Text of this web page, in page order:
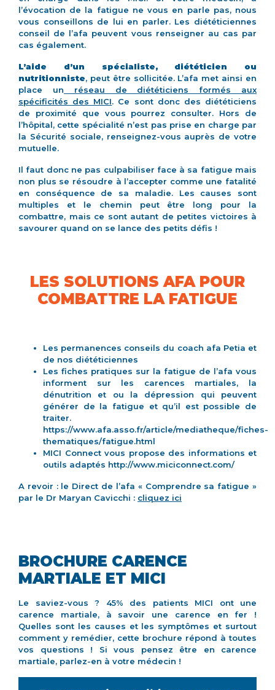
l’évocation de la fatigue ne vous en parle pas, nous
vous conseillons de lui en parler. Les diététiciennes
conseil de l’afa peuvent vous renseigner au cas par
cas également.
L’aide d’un spécialiste, diététicien ou
nutritionniste, peut être sollicitée. L’afa met ainsi en
place un réseau de diététiciens formés aux
spécificités des MICI. Ce sont donc des diététiciens
de proximité que vous pourrez consulter. Hors de
l’hôpital, cette spécialité n’est pas prise en charge par
la Sécurité sociale, renseignez-vous auprès de votre
mutuelle.
Il faut donc ne pas culpabiliser face à sa fatigue mais
non plus se résoudre à l’accepter comme une fatalité
en conséquence de sa maladie. Les causes sont
multiples et le chemin peut être long pour la
combattre, mais ce sont autant de petites victoires à
savourer quand on se lance des petits défis !
LES SOLUTIONS AFA POUR
COMBATTRE LA FATIGUE
Les permanences conseils du coach afa Petia et
de nos diététiciennes
Les fiches pratiques sur la fatigue de l’afa vous
informent sur les carences martiales, la
dénutrition et ou la dépression qui peuvent
générer de la fatigue et qu’il est possible de
traiter.
https://www.afa.asso.fr/article/mediatheque/fiches-
thematiques/fatigue.html
MICI Connect vous propose des informations et
outils adaptés http://www.miciconnect.com/
A revoir : le Direct de l’afa « Comprendre sa fatigue »
par le Dr Maryan Cavicchi : cliquez ici
BROCHURE CARENCE
MARTIALE ET MICI
Le saviez-vous ? 45% des patients MICI ont une
carence martiale, à savoir une carence en fer !
Quelles sont les causes et les symptômes et surtout
comment y remédier, cette brochure répond à toutes
vos questions ! Si vous pensez être en carence
martiale, parlez-en à votre médecin !